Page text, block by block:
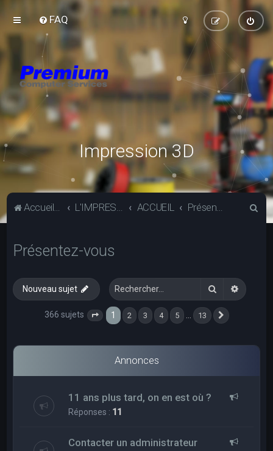
FAQ
Impression 3D
Accueil du forum L'IMPRESSION 3D ACCUEIL Présentez-vous
Présentez-vous
Nouveau sujet Rechercher
366 sujets Page 1 sur 13
1 2 3 4 5 13
Annonces
11 ans plus tard, on en est où ?
Réponses : 11
Contacter un administrateur